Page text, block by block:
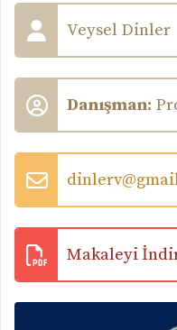
Veysel Dinler
Danışman:
Makaleyi